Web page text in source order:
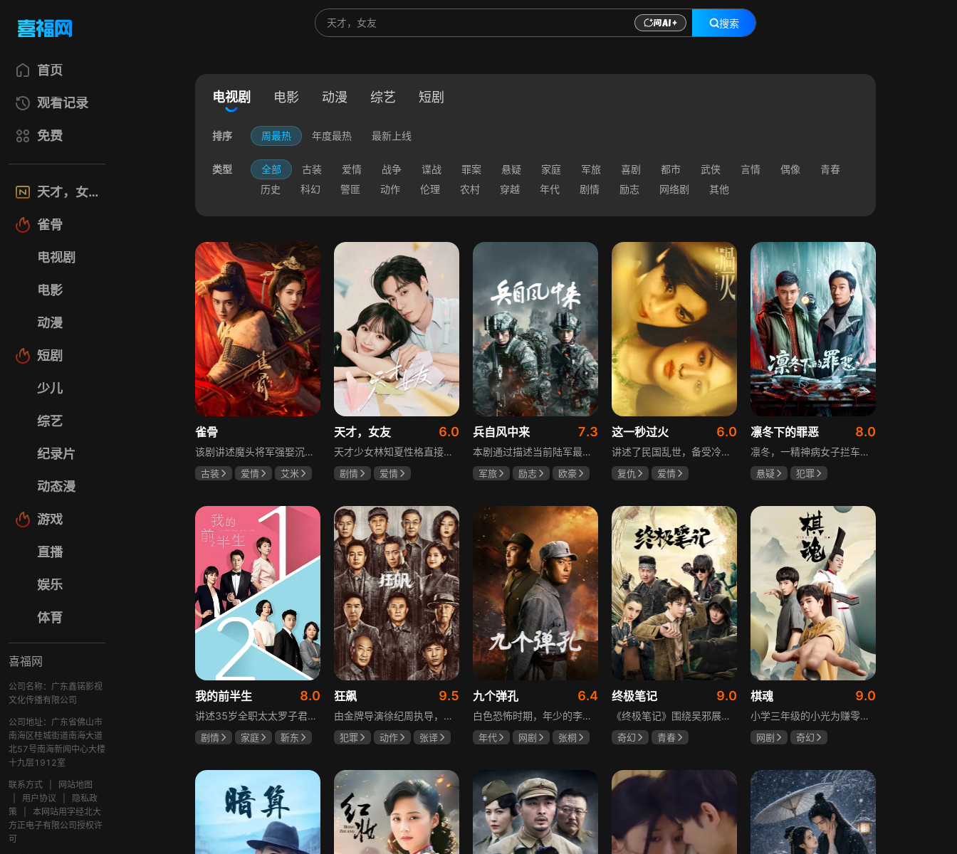
搜索
首页
观看记录
免费
天才，女友
雀骨
电视剧
电影
动漫
短剧
少儿
综艺
纪录片
动态漫
游戏
直播
娱乐
体育
喜福网
公司名称：广东鑫锘影视
文化传播有限公司
公司地址：广东省佛山市
南海区桂城街道南海大道
北57号南海新闻中心大楼
十九层1912室
联系方式
网站地图
用户协议
隐私政
策
本网站用字经北大
方正电子有限公司授权许
可
电视剧 电影 动漫 综艺 短剧
排序 周最热 年度最热 最新上线
类型 全部 古装 爱情 战争 谍战 罪案 悬疑 家庭 军旅 喜剧 都市 武侠 言情 偶像
青春
历史
科幻 警匪 动作 伦理 农村 穿越 年代 剧情 励志 网络剧 其他
雀骨
该剧讲述魔头将军强娶沉迷机关术的财迷假千金，两人从契约夫妻起步，在生死局中互扒马甲，爱意与杀意交织共生。过程中他们揭露朝堂阴谋，破解生死乱局，最终共同守护家国太平，融合了权谋、爱情、冒险等多重元素，情节跌宕起伏。
古装 爱情
艾米
天才，女友 6.0
天才少女林知夏性格直接、不善交际，从小没有好友。考入省一中后，她因解题比拼与性格阳光的学霸江逾白相识并成为同桌。作为社交达人的江逾白帮林知夏融入集体交到汤婷婷、段启言、沈负暄、金百慧等朋友，林知夏为表达感谢帮他补习功课，两人渐渐从竞争走向互助，最终成为最好的朋友。俩人还一同解决同学被骗、一起参加社团活动与省数学竞赛，在这个过程中，江逾白对林知夏感情渐深，但只把爱意埋在心里。林知夏被保送复旦后，江逾白准备在毕业之旅对她告白，却因母亲卷入诈骗案而遗憾离开，俩人最终能否冲破阻碍走到一起
剧情
爱情
兵自风中来 7.3
本剧通过描述当前陆军最具新型作战特色的特战、空突、侦察、信息等代表性兵种的官兵练兵备战，在历次实战演习中磨砺意志技能、逐渐形成新质作战能力等故事，反映了某集团军党委坚决落实习主席新时代强军思想，着眼打造一流陆军，谋划转型，大力推进战斗力建设的历史担当，浓缩了陆军官兵改革面前备战打仗矢志强军的铁血追求、展现了新时代陆军官兵积极投身军队转型的全新风貌，是一部融合备战打仗、青春成长励志、英雄主义传承，同时将军人荣誉、使命、爱情熔为一炉的军事题材正能量大剧。
军旅 励志
欧豪
这一秒过火 6.0
讲述了民国乱世，备受冷眼的世家少爷慕容清峄与饱受苦难的复仇孤女任素素阴差阳错结缘相识，却因误会含恨而别。两人再重逢，却身份错位，陷入爱恨交织的极限拉扯中。二人历经世事波折与生离死别，最后携手直面乱世危局。
复仇
爱情
凛冬下的罪恶 8.0
凛冬，一精神病女子拦车报案，称丈夫杀人，刑警沈栋梁吴红兵由此揭开系列碎尸案真相。然而风浪未平，储蓄所抢劫杀人案，少女失踪案，流窜抢车案接连发生，沈栋梁与吴红兵追凶之际，竟牵出改变二人命运的人性悲剧。
悬疑
犯罪
我的前半生 8.0
讲述35岁全职太太罗子君因丈夫突然离婚陷入人生谷底，带孩子闯入社会，从安逸走向落魄。贺涵作为事业有成的精英，平静生活被罗子君打破，需应对各类突发状况。生活逼迫罗子君重拾骨气，贺涵也收获温暖，二人历经波折，罗子君实现自我成长，贺涵也找到人生新方向，展现都市女性蜕变与情感纠葛。
剧情 家庭
靳东
狂飙 9.5
由金牌导演徐纪周执导，张译、张颂文、李一桐、张志坚、吴刚领衔主演，倪大红、韩童生、李建义特邀主演的中央政法委重点项目。一部扫黑除恶坚决斗争的回忆录，横跨20年的群像叙事全景式展现时代变迁下的黑白较量与复杂人性。
犯罪 动作
张译
九个弹孔 6.4
白色恐怖时期，年少的李智信家破人亡后投身革命武装，因作战有勇有谋获“小狼崽子”绰号。他长期率部孤悬敌后，与日寇、反动派对决，多次负伤仍不改初心。凭借坚韧意志，他从游击队员成长为新四军干部、解放军司令员，身上的九个弹孔是他践行革命誓言、见证成长的勋章。
年代 网剧
张桐
终极笔记 9.0
《终极笔记》围绕吴邪展开，他因好奇三叔经历，历险归来收神秘录像带后卷入阴谋，只身闯格尔木疗养院偶遇张起灵等六人组队，在西王母宫发现陨玉，却遇三叔失踪、张起灵失忆。众人寻记忆探张家古楼，因裘德考介入受阻，后联手霍老太再探遭意外，谜团未解，吴邪被迫伪装成三叔，剧情充满冒险与悬疑。
奇幻
青春
棋魂 9.0
小学三年级的小光为赚零用钱到爷爷家寻宝，偶然翻出旧棋盘，接触棋盘的一瞬间，附身棋盘中的棋士褚嬴的灵魂进入了小光体内。后来小光在学校围棋会所结识少年天才小亮，为测试褚嬴实力，小光贸然与小亮对弈并小胜，他误以为褚嬴棋力平平，小亮却大受打击。数日后小亮再次挑战，再次惨败在褚嬴手下，二人从此成了相爱相杀的棋坛宿敌。在褚嬴指导下，小光进步神速，逐渐对围棋产生兴趣，最终在全国大赛与小亮激战中，褚嬴下出绝妙一局，小光却看出更高一着，终于在自己努力、褚嬴帮助和与小亮的磨练中，独立对弈，燃起真正的棋魂。
网剧
奇幻